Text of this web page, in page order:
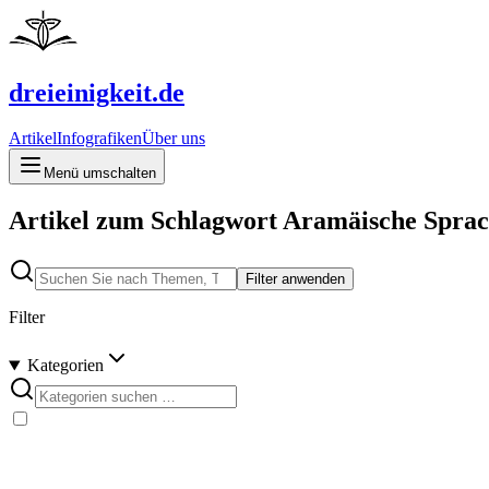
dreieinigkeit.de
ArtikelInfografikenÜber uns
Menü umschalten
Artikel zum Schlagwort Aramäische
Filter anwenden
Filter
Kategorien